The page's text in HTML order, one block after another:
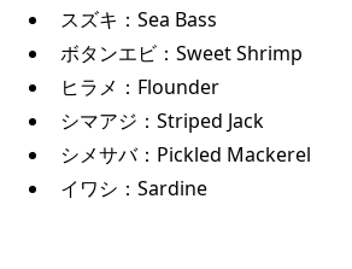
スズキ：Sea Bass
ボタンエビ：Sweet Shrimp
ヒラメ：Flounder
シマアジ：Striped Jack
シメサバ：Pickled Mackerel
イワシ：Sardine